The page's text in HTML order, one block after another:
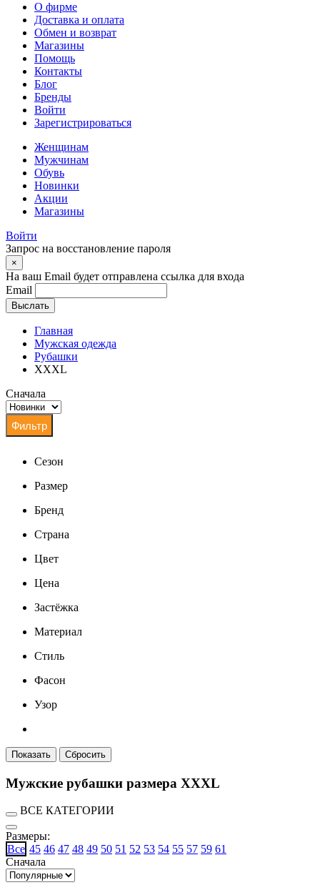
О фирме
Доставка и оплата
Обмен и возврат
Магазины
Помощь
Контакты
Блог
Бренды
Войти
Зарегистрироваться
Женщинам
Мужчинам
Обувь
Новинки
Акции
Магазины
Войти
Запрос на восстановление пароля
×
На ваш Email будет отправлена ссылка для входа
Email
Выслать
Главная
Мужская одежда
Рубашки
XXXL
Сначала
Сезон
Размер
Бренд
Страна
Цвет
Цена
Застёжка
Материал
Стиль
Фасон
Узор
Мужские рубашки размера XXXL
ВСЕ КАТЕГОРИИ
Размеры:
Все 45 46 47 48 49 50 51 52 53 54 55 57 59 61
Сначала